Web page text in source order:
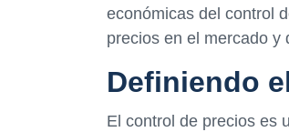
económicas del control
precios en el mercado y
Definiendo
El control de precios es